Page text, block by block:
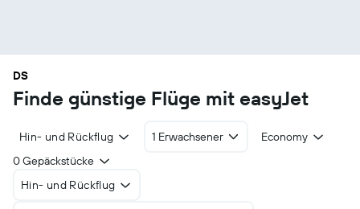
DS
Finde günstige Flüge mit easyJet
Hin- und Rückflug 1 Erwachsener
Economy
0 Gepäckstücke
Hin- und Rückflug